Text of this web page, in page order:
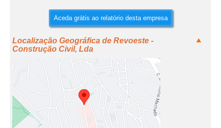
Aceda grátis ao relatório desta empresa
Localização Geográfica de Revoeste -
Construção Civil, Lda